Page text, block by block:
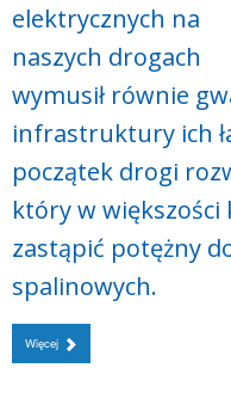
elektrycznych na
naszych drogach
wymusił równie
infrastruktury ich
początek drogi
który w większości
zastąpić potężny
spalinowych.
Więcej